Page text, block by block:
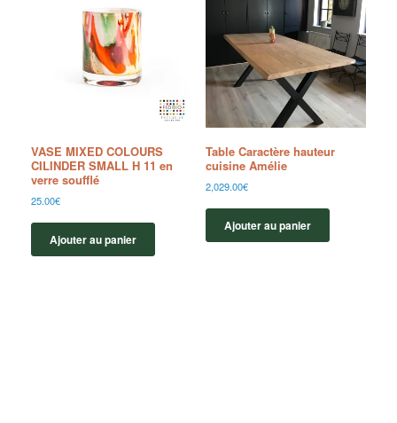
VASE MIXED COLOURS
CILINDER SMALL H 11 en
verre soufflé
25.00€
Ajouter au panier
Table Caractère hauteur
cuisine Amélie
2,029.00€
Ajouter au panier